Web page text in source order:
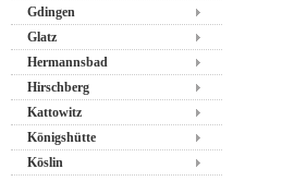
Gdingen
Glatz
Hermannsbad
Hirschberg
Kattowitz
Königshütte
Köslin